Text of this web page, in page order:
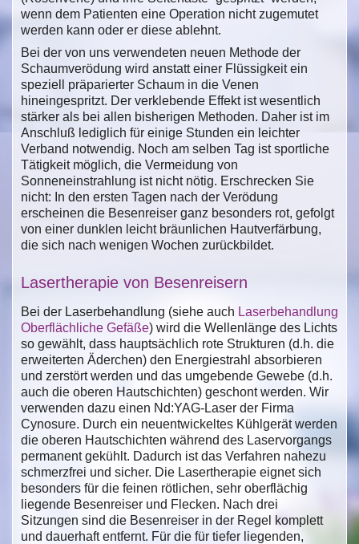
wenn dem Patienten eine Operation nicht zugemutet
werden kann oder er diese ablehnt.
Bei der von uns verwendeten neuen Methode der
Schaumverödung wird anstatt einer Flüssigkeit ein
speziell präparierter Schaum in die Venen
hineingespritzt. Der verklebende Effekt ist wesentlich
stärker als bei allen bisherigen Methoden. Daher ist im
Anschluß lediglich für einige Stunden ein leichter
Verband notwendig. Noch am selben Tag ist sportliche
Tätigkeit möglich, die Vermeidung von
Sonneneinstrahlung ist nicht nötig. Erschrecken Sie
nicht: In den ersten Tagen nach der Verödung
erscheinen die Besenreiser ganz besonders rot, gefolgt
von einer dunklen leicht bräunlichen Hautverfärbung,
die sich nach wenigen Wochen zurückbildet.
Lasertherapie von Besenreisern
Bei der Laserbehandlung (siehe auch Laserbehandlung
Oberflächliche Gefäße) wird die Wellenlänge des Lichts
so gewählt, dass hauptsächlich rote Strukturen (d.h. die
erweiterten Äderchen) den Energiestrahl absorbieren
und zerstört werden und das umgebende Gewebe (d.h.
auch die oberen Hautschichten) geschont werden. Wir
verwenden dazu einen Nd:YAG-Laser der Firma
Cynosure. Durch ein neuentwickeltes Kühlgerät werden
die oberen Hautschichten während des Laservorgangs
permanent gekühlt. Dadurch ist das Verfahren nahezu
schmerzfrei und sicher. Die Lasertherapie eignet sich
besonders für die feinen rötlichen, sehr oberflächig
liegende Besenreiser und Flecken. Nach drei
Sitzungen sind die Besenreiser in der Regel komplett
und dauerhaft entfernt. Für die für tiefer liegenden,